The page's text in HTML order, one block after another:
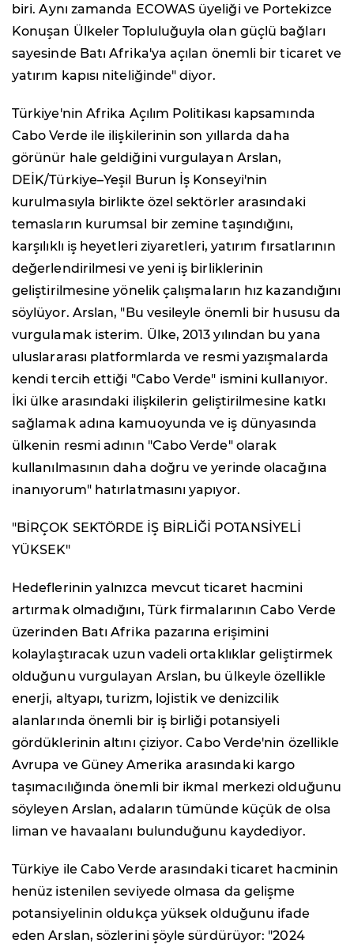
biri. Aynı zamanda ECOWAS üyeliği ve Portekizce
Konuşan Ülkeler Topluluğuyla olan güçlü bağları
sayesinde Batı Afrika'ya açılan önemli bir ticaret ve
yatırım kapısı niteliğinde" diyor.
Türkiye'nin Afrika Açılım Politikası kapsamında
Cabo Verde ile ilişkilerinin son yıllarda daha
görünür hale geldiğini vurgulayan Arslan,
DEİK/Türkiye–Yeşil Burun İş Konseyi'nin
kurulmasıyla birlikte özel sektörler arasındaki
temasların kurumsal bir zemine taşındığını,
karşılıklı iş heyetleri ziyaretleri, yatırım fırsatlarının
değerlendirilmesi ve yeni iş birliklerinin
geliştirilmesine yönelik çalışmaların hız kazandığını
söylüyor. Arslan, "Bu vesileyle önemli bir hususu da
vurgulamak isterim. Ülke, 2013 yılından bu yana
uluslararası platformlarda ve resmi yazışmalarda
kendi tercih ettiği "Cabo Verde" ismini kullanıyor.
İki ülke arasındaki ilişkilerin geliştirilmesine katkı
sağlamak adına kamuoyunda ve iş dünyasında
ülkenin resmi adının "Cabo Verde" olarak
kullanılmasının daha doğru ve yerinde olacağına
inanıyorum" hatırlatmasını yapıyor.
"BİRÇOK SEKTÖRDE İŞ BİRLİĞİ POTANSİYELİ
YÜKSEK"
Hedeflerinin yalnızca mevcut ticaret hacmini
artırmak olmadığını, Türk firmalarının Cabo Verde
üzerinden Batı Afrika pazarına erişimini
kolaylaştıracak uzun vadeli ortaklıklar geliştirmek
olduğunu vurgulayan Arslan, bu ülkeyle özellikle
enerji, altyapı, turizm, lojistik ve denizcilik
alanlarında önemli bir iş birliği potansiyeli
gördüklerinin altını çiziyor. Cabo Verde'nin özellikle
Avrupa ve Güney Amerika arasındaki kargo
taşımacılığında önemli bir ikmal merkezi olduğunu
söyleyen Arslan, adaların tümünde küçük de olsa
liman ve havaalanı bulunduğunu kaydediyor.
Türkiye ile Cabo Verde arasındaki ticaret hacminin
henüz istenilen seviyede olmasa da gelişme
potansiyelinin oldukça yüksek olduğunu ifade
eden Arslan, sözlerini şöyle sürdürüyor: "2024